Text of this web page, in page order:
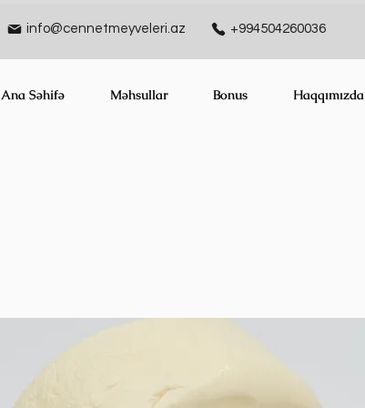
info@cennetmeyveleri.az +994504260036
Ana Səhifə Məhsullar Bonus Haqqımızda